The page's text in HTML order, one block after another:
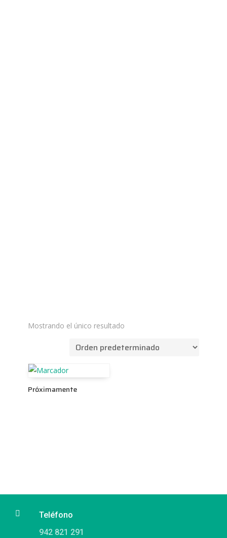
Mostrando el único resultado
Próximamente

Teléfono
942 821 291